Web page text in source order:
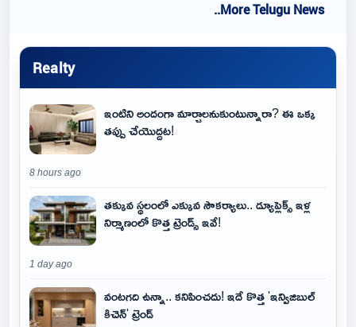
..More Telugu News
Realty
ఇంటిని అందంగా మార్చాలనుకుంటున్నారా? ఈ ఒక్క
తప్పు చేయొద్దట!
8 hours ago
తక్కువ స్థలంలో ఎక్కువ సౌకర్యాలు.. డ్యూప్లెక్స్ ఇళ్ల
నిర్మాణంలో కొత్త ట్రెండ్స్ ఇవే!
1 day ago
వంటగది ఉన్నా.. కనిపించదు! ఇదే కొత్త 'ఇన్విజిబుల్
కిచెన్' ట్రెండ్